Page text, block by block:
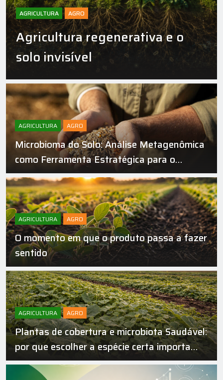
AGRICULTURA AGRO
Agricultura regenerativa e o
solo invisível
AGRICULTURA AGRO
Microbioma do Solo: Análise Metagenômica
como Ferramenta Estratégica para o
Manejo Agrícola
AGRICULTURA AGRO
O momento em que o produto passa a fazer
sentido
AGRICULTURA AGRO
Plantas de cobertura e microbiota Saudável:
por que escolher a espécie certa importa
mais do que você imagina